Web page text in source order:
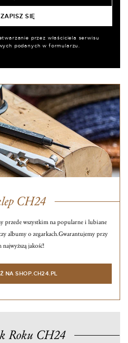
przez właściciela serwisu
podanych w formularzu.
CH24
przede wszystkim na popularne i lubiane
albumy o zegarkach.Gwarantujemy przy
najwyższą jakość!
NA SHOP.CH24.PL
Roku CH24